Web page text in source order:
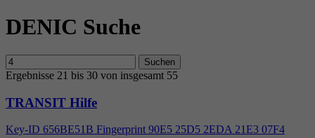
DENIC Suche
Suchen
Ergebnisse 21 bis 30 von insgesamt 55
TRANSIT Hilfe
Key-ID 656BE51B Fingerprint 90E5 25D5 2EDA 21E3 07F4